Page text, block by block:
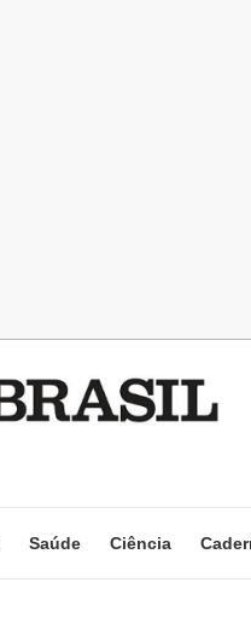
Saúde Ciência